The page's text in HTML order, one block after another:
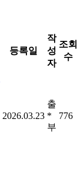
등록일
작
성
자
조회
수
2026.03.23
출
*
부
776